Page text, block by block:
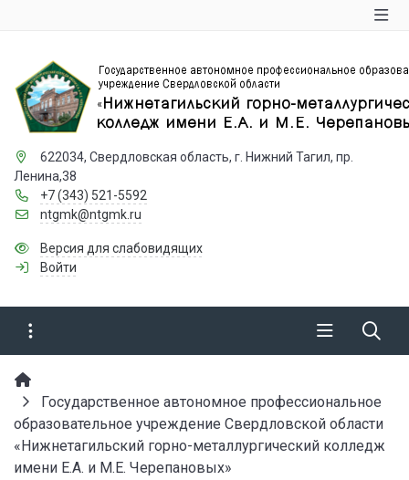
622034, Свердловская область, г. Нижний Тагил, пр.
Ленина,38
+7 (343) 521-5592
ntgmk@ntgmk.ru
Версия для слабовидящих
Войти
Государственное автономное профессиональное
образовательное учреждение Свердловской области
«Нижнетагильский горно-металлургический колледж
имени Е.А. и М.Е. Черепановых»